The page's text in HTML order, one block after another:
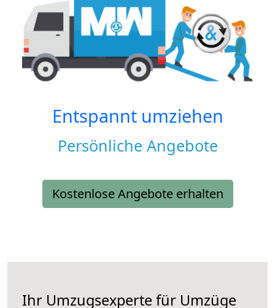
Entspannt umziehen
Persönliche Angebote
Kostenlose Angebote erhalten
Ihr Umzugsexperte für Umzüge